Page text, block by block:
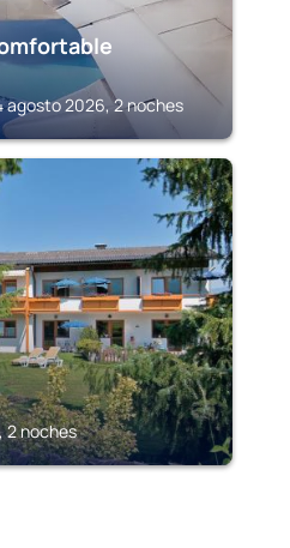
agosto 2026, 2 noches
2 noches